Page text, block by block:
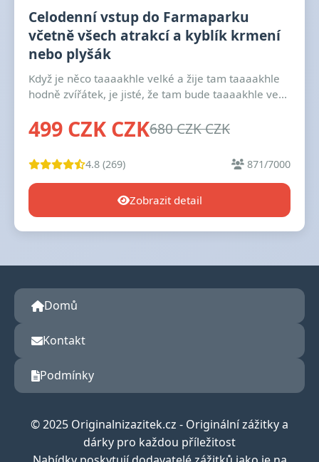
Celodenní vstup do Farmaparku
včetně všech atrakcí a kyblík krmení
nebo plyšák
Když je něco taaaakhle velké a žije tam taaaakhle
hodně zvířátek, je jisté, že tam bude taaaakhle ve...
499 CZK CZK680 CZK CZK
4.8 (269) 871/7000
Zobrazit detail
Domů
Kontakt
Podmínky
© 2025 Originalnizazitek.cz - Originální zážitky a
dárky pro každou příležitost